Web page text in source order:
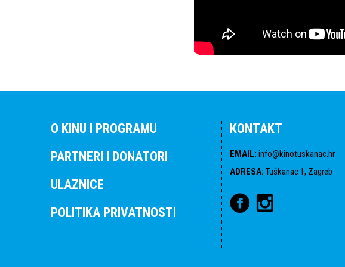
O KINU I PROGRAMU
PARTNERI I DONATORI
ULAZNICE
POLITIKA PRIVATNOSTI
KONTAKT
EMAIL: info@kinotuskanac.hr
ADRESA: Tuškanac 1, Zagreb